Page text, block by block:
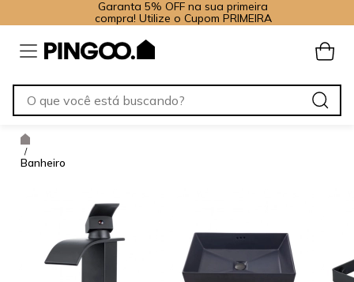
Garanta 5% OFF na sua primeira
compra! Utilize o Cupom PRIMEIRA
/
Banheiro